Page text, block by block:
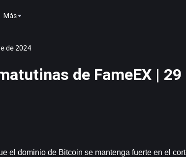
Más
de 2024
de FameEX | 29
el dominio de Bitcoin se mantenga fuerte en el